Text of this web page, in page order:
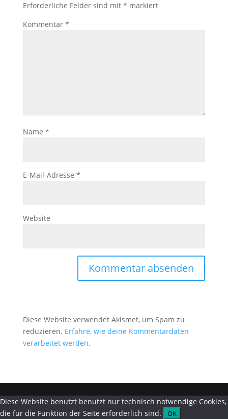
Erforderliche Felder sind mit * markiert
Kommentar *
Name *
E-Mail-Adresse *
Website
Diese Website verwendet Akismet, um Spam zu
reduzieren. Erfahre, wie deine Kommentardaten
verarbeitet werden.
Diese Website benutzt benutzt nur technisch notwendige Cookies,
die für die Funktion der Seite erforderlich sind.
OK